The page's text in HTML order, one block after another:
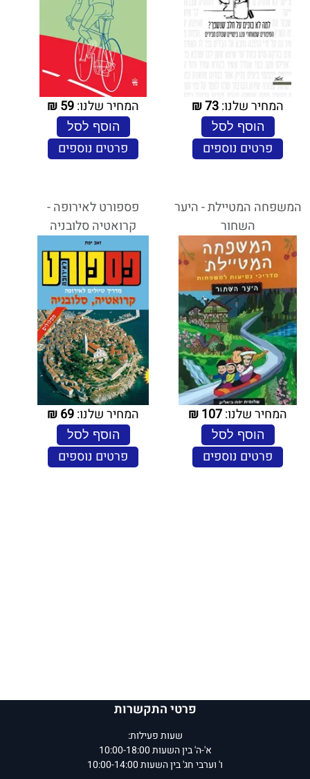
המחיר שלנו:73
₪
הוסף לסל
פרטים נוספים
המחיר שלנו:59
₪
הוסף לסל
פרטים נוספים
המשפחה המטיילת - היער
השחור
המחיר שלנו:107
₪
הוסף לסל
פרטים נוספים
פספורט לאירופה -
קרואטיה סלובניה
המחיר שלנו:69
₪
הוסף לסל
פרטים נוספים
פרטי התקשרות
שעות פעילות:
א'-ה' בין השעות 10:00-18:00
ו' וערבי חג' בין השעות 10:00-14:00